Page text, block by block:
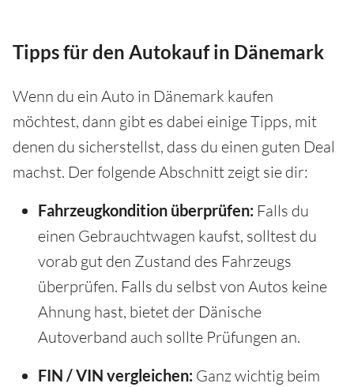
Tipps für den Autokauf in Dänemark
Wenn du ein Auto in Dänemark kaufen
möchtest, dann gibt es dabei einige Tipps, mit
denen du sicherstellst, dass du einen guten Deal
machst. Der folgende Abschnitt zeigt sie dir:
Fahrzeugkondition überprüfen: Falls du
einen Gebrauchtwagen kaufst, solltest du
vorab gut den Zustand des Fahrzeugs
überprüfen. Falls du selbst von Autos keine
Ahnung hast, bietet der Dänische
Autoverband auch sollte Prüfungen an.
FIN / VIN vergleichen: Ganz wichtig beim